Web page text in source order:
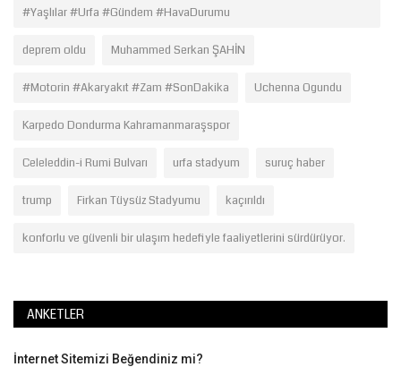
#Yaşlılar #Urfa #Gündem #HavaDurumu
deprem oldu Muhammed Serkan ŞAHİN
#Motorin #Akaryakıt #Zam #SonDakika Uchenna Ogundu
Karpedo Dondurma Kahramanmaraşspor
Celeleddin-i Rumi Bulvarı urfa stadyum suruç haber
trump Firkan Tüysüz Stadyumu kaçırıldı
konforlu ve güvenli bir ulaşım hedefiyle faaliyetlerini sürdürüyor.
ANKETLER
İnternet Sitemizi Beğendiniz mi?